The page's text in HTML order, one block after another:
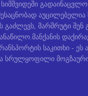
აუცილებელია
მარშრუტი შენ
საკითხი - ეს
სრულყოფილი